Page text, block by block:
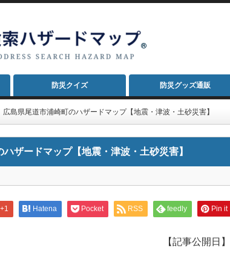
防災クイズ 防災グッズ通販
広島県尾道市浦崎町のハザードマップ【地震・津波・土砂災害】
ザードマップ【地震・津波・土砂災害】
+1 Hatena Pocket RSS feedly Pin it
【記事公開日